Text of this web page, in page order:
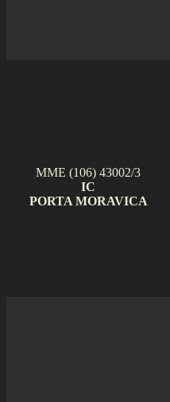
MME (106) 43002/3
IC
PORTA MORAVICA